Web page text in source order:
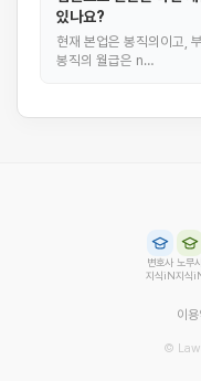
있나요?
현재 본업은 봉직의이고,
봉직의 월급은 n…
변호사
지식iN
노무
지식
이
©